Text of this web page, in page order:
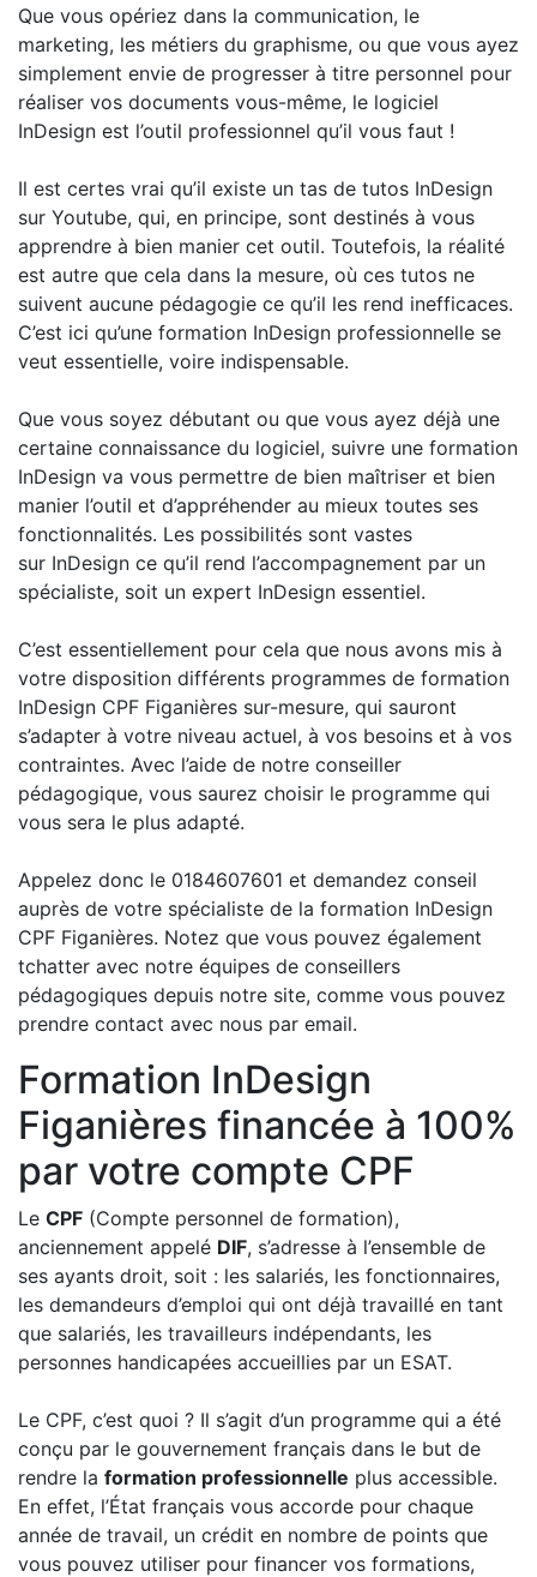
Que vous opériez dans la communication, le
marketing, les métiers du graphisme, ou que vous ayez
simplement envie de progresser à titre personnel pour
réaliser vos documents vous-même, le logiciel
InDesign est l’outil professionnel qu’il vous faut !
Il est certes vrai qu’il existe un tas de tutos InDesign
sur Youtube, qui, en principe, sont destinés à vous
apprendre à bien manier cet outil. Toutefois, la réalité
est autre que cela dans la mesure, où ces tutos ne
suivent aucune pédagogie ce qu’il les rend inefficaces.
C’est ici qu’une formation InDesign professionnelle se
veut essentielle, voire indispensable.
Que vous soyez débutant ou que vous ayez déjà une
certaine connaissance du logiciel, suivre une formation
InDesign va vous permettre de bien maîtriser et bien
manier l’outil et d’appréhender au mieux toutes ses
fonctionnalités. Les possibilités sont vastes
sur InDesign ce qu’il rend l’accompagnement par un
spécialiste, soit un expert InDesign essentiel.
C’est essentiellement pour cela que nous avons mis à
votre disposition différents programmes de formation
InDesign CPF Figanières sur-mesure, qui sauront
s’adapter à votre niveau actuel, à vos besoins et à vos
contraintes. Avec l’aide de notre conseiller
pédagogique, vous saurez choisir le programme qui
vous sera le plus adapté.
Appelez donc le 0184607601 et demandez conseil
auprès de votre spécialiste de la formation InDesign
CPF Figanières. Notez que vous pouvez également
tchatter avec notre équipes de conseillers
pédagogiques depuis notre site, comme vous pouvez
prendre contact avec nous par email.
Formation InDesign
Figanières financée à 100%
par votre compte CPF
Le CPF (Compte personnel de formation),
anciennement appelé DIF, s’adresse à l’ensemble de
ses ayants droit, soit : les salariés, les fonctionnaires,
les demandeurs d’emploi qui ont déjà travaillé en tant
que salariés, les travailleurs indépendants, les
personnes handicapées accueillies par un ESAT.
Le CPF, c’est quoi ? Il s’agit d’un programme qui a été
conçu par le gouvernement français dans le but de
rendre la formation professionnelle plus accessible.
En effet, l’État français vous accorde pour chaque
année de travail, un crédit en nombre de points que
vous pouvez utiliser pour financer vos formations,